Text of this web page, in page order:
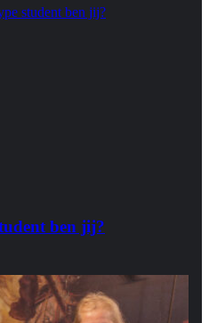
ben jij?